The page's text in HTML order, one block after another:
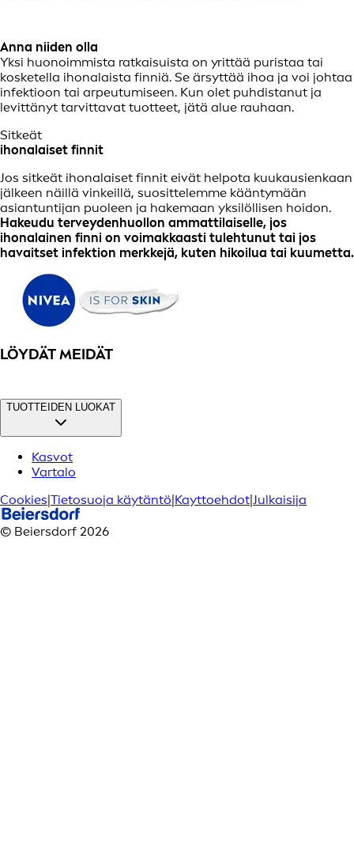
Anna niiden olla
Yksi huonoimmista ratkaisuista on yrittää puristaa tai
kosketella ihonalaista finniä. Se ärsyttää ihoa ja voi johtaa
infektioon tai arpeutumiseen. Kun olet puhdistanut ja
levittänyt tarvittavat tuotteet, jätä alue rauhaan.
Sitkeät
ihonalaiset finnit
Jos sitkeät ihonalaiset finnit eivät helpota kuukausienkaan
jälkeen näillä vinkeillä, suosittelemme kääntymään
asiantuntijan puoleen ja hakemaan yksilöllisen hoidon.
Hakeudu terveydenhuollon ammattilaiselle, jos
ihonalainen finni on voimakkaasti tulehtunut tai jos
havaitset infektion merkkejä, kuten hikoilua tai kuumetta.
LÖYDÄT MEIDÄT
TUOTTEIDEN LUOKAT
Kasvot
Vartalo
Cookies|Tietosuoja käytäntö|Kayttoehdot|Julkaisija
© Beiersdorf 2026